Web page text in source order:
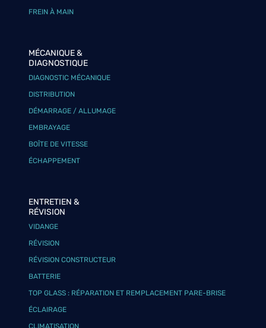
FREIN À MAIN
MÉCANIQUE &
DIAGNOSTIQUE
DIAGNOSTIC MÉCANIQUE
DISTRIBUTION
DÉMARRAGE / ALLUMAGE
EMBRAYAGE
BOÎTE DE VITESSE
ÉCHAPPEMENT
ENTRETIEN &
RÉVISION
VIDANGE
RÉVISION
RÉVISION CONSTRUCTEUR
BATTERIE
TOP GLASS : RÉPARATION ET REMPLACEMENT PARE-BRISE
ÉCLAIRAGE
CLIMATISATION